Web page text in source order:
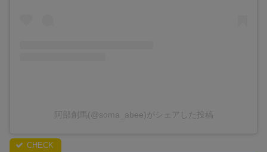
阿部創馬(@soma_abee)がシェアした投稿